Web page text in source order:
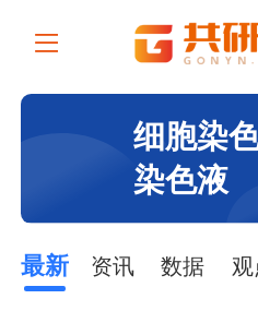
细胞染
染色液
最新 资讯 数据 观